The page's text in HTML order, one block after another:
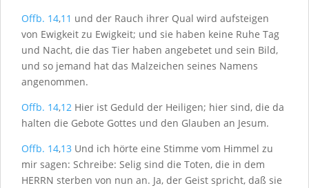
Offb. 14,11 und der Rauch ihrer Qual wird aufsteigen
von Ewigkeit zu Ewigkeit; und sie haben keine Ruhe Tag
und Nacht, die das Tier haben angebetet und sein Bild,
und so jemand hat das Malzeichen seines Namens
angenommen.
Offb. 14,12 Hier ist Geduld der Heiligen; hier sind, die da
halten die Gebote Gottes und den Glauben an Jesum.
Offb. 14,13 Und ich hörte eine Stimme vom Himmel zu
mir sagen: Schreibe: Selig sind die Toten, die in dem
HERRN sterben von nun an. Ja, der Geist spricht, daß sie